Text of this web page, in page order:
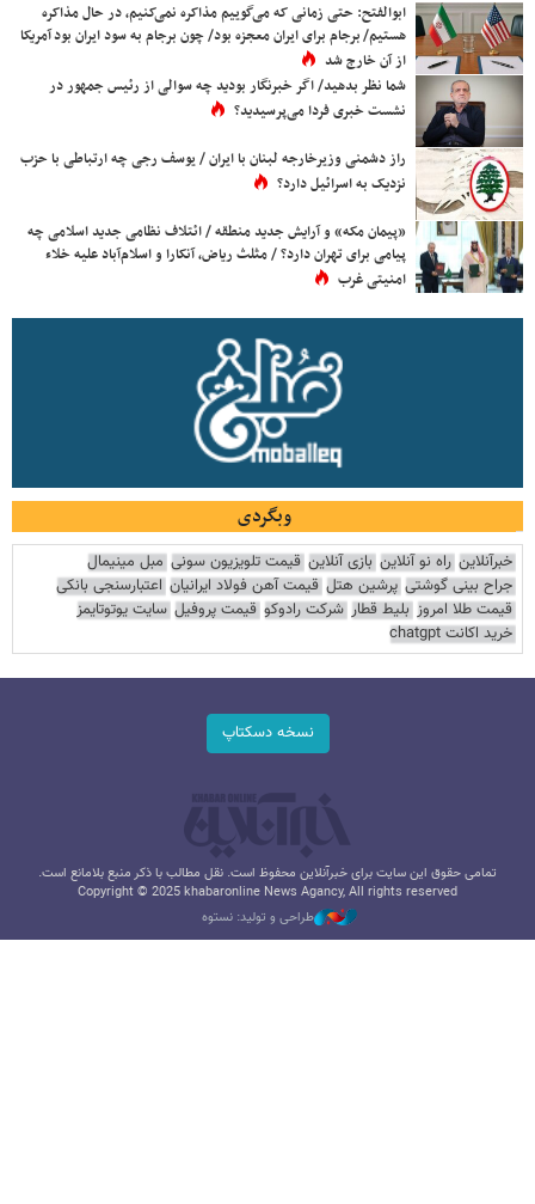
ابوالفتح: حتی زمانی که می‌گوییم مذاکره نمی‌کنیم، در حال مذاکره
هستیم/ برجام برای ایران معجزه بود/ چون برجام به سود ایران بود آمریکا
از آن خارج شد
شما نظر بدهید/ اگر خبرنگار بودید چه سوالی از رئیس جمهور در
نشست خبری فردا می‌پرسیدید؟
راز دشمنی وزیرخارجه لبنان با ایران / یوسف رجی چه ارتباطی با حزب
نزدیک به اسرائیل دارد؟
«پیمان مکه» و آرایش جدید منطقه / ائتلاف نظامی جدید اسلامی چه
پیامی برای تهران دارد؟ / مثلث ریاض، آنکارا و اسلام‌آباد علیه خلاء
امنیتی غرب
وبگردی
خبرآنلاین راه نو آنلاین بازی آنلاین قیمت تلویزیون سونی مبل مینیمال
جراح بینی گوشتی پرشین هتل قیمت آهن فولاد ایرانیان اعتبارسنجی بانکی
قیمت طلا امروز بلیط قطار شرکت رادوکو قیمت پروفیل سایت یوتوتایمز
خرید اکانت chatgpt
نسخه دسکتاپ
تمامی حقوق این سایت برای خبرآنلاین محفوظ است. نقل مطالب با ذکر منبع بلامانع است.
Copyright © 2025 khabaronline News Agancy, All rights reserved
طراحی و تولید: نستوه